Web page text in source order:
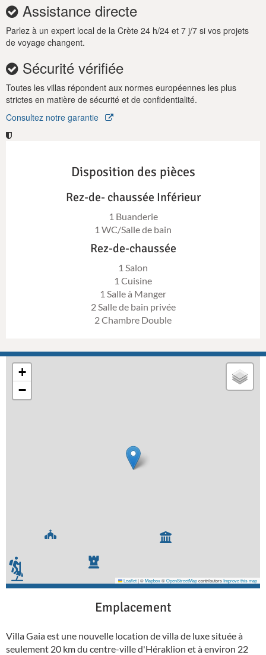
De plus, Kokomo Villas a installé des panneaux solaires afin de
Réservez dès maintenant vos vacances de rêve à la Villa Gaia
charme dans une vague de bonheur grec !
AVIS IMPORTANT :
Cette propriété ne convient pas aux enfants âgés de 2 à 7 ans,
en raison de la présence d’une piscine à débordement et de
certaines zones non sécurisées.
Assistance directe
Parlez à un expert local de la Crète 24 h/24 et 7 j/7 si vos projets
de voyage changent.
Sécurité vérifiée
Toutes les villas répondent aux normes européennes les plus
strictes en matière de sécurité et de confidentialité.
Consultez notre garantie
Disposition des pièces
Rez-de- chaussée Inférieur
1 Buanderie
1 WC/Salle de bain
Rez-de-chaussée
1 Salon
1 Cuisine
1 Salle à Manger
2 Salle de bain privée
2 Chambre Double
+
−
Leaflet|©Mapbox©OpenStreetMapcontributorsImprove this map
Emplacement
Villa Gaia est une nouvelle location de villa de luxe située à
seulement 20 km du centre-ville d'Héraklion et à environ 22